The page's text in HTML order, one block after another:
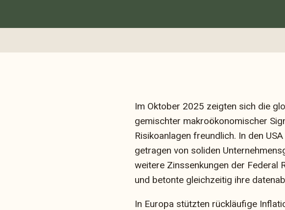
Im Oktober 2025 zeigten sich die
gemischter makroökonomischer
Risikoanlagen freundlich. In den
getragen von soliden
weitere Zinssenkungen der Federal
und betonte gleichzeitig ihre
In Europa stützten rückläufige